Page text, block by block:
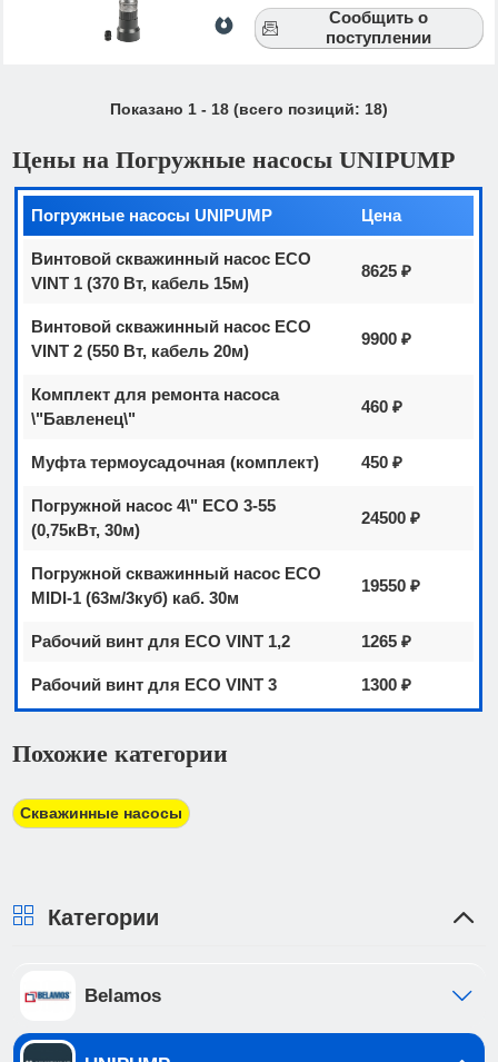
Сообщить о
поступлении
Показано 1 - 18 (всего позиций: 18)
Цены на Погружные насосы UNIPUMP
Погружные насосы UNIPUMP Цена
Винтовой скважинный насос ECO
VINT 1 (370 Вт, кабель 15м)
8625 ₽
Винтовой скважинный насос ECO
VINT 2 (550 Вт, кабель 20м)
9900 ₽
Комплект для ремонта насоса
\"Бавленец\"
460 ₽
Муфта термоусадочная (комплект) 450 ₽
Погружной насос 4\" ECO 3-55
(0,75кВт, 30м)
24500 ₽
Погружной скважинный насос ECO
MIDI-1 (63м/3куб) каб. 30м
19550 ₽
Рабочий винт для ECO VINT 1,2 1265 ₽
Рабочий винт для ECO VINT 3 1300 ₽
Похожие категории
Скважинные насосы
Категории
Belamos